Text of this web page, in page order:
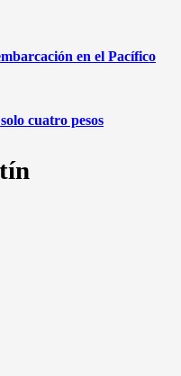
en el Pacífico
cuatro pesos